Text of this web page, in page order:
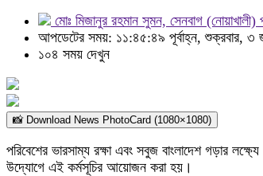
মোঃ মিজানুর রহমান সুমন, সেনবাগ (নোয়াখালী)
আপডেটের সময়: ১১:৪৫:৪৯ পূর্বাহ্ন, শুক্রবার, ৩
১০৪ সময় দেখুন
📸 Download News PhotoCard (1080×1080)
পরিবেশের ভারসাম্য রক্ষা এবং সবুজ বাংলাদেশ গড়ার
উদ্যোগে এই কর্মসূচির আয়োজন করা হয়।